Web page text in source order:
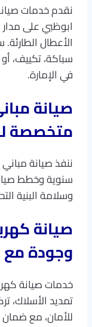
نقدم خدمات
ابوظبي على
الأعطال
سباكة، تكييف،
في الإمارة.
صيانة
متخصصة
ننفذ صيانة
سنوية وخطط
وسلامة البنية
صيانة
وجودة
خدمات صيانة
تمديد الأسلاك،
للأمان، مع